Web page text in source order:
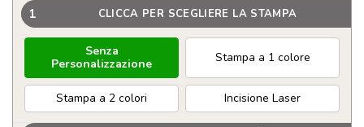
1 CLICCA PER SCEGLIERE LA STAMPA
Senza
Personalizzazione
Stampa a 1 colore
Stampa a 2 colori Incisione Laser